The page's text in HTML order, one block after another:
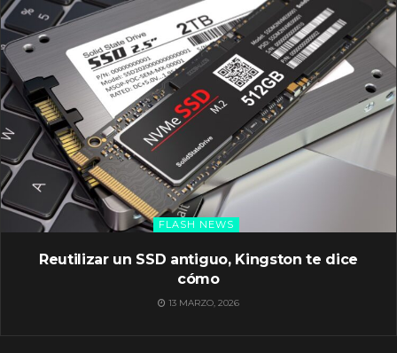
FLASH NEWS
Reutilizar un SSD antiguo, Kingston te dice
cómo
13 MARZO, 2026